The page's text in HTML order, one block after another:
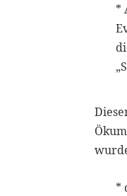
*
*